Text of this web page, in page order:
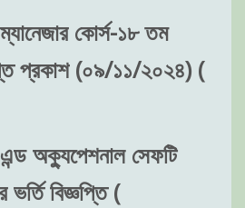
কোর্স-১৮ তম
প্রকাশ (০৯/১১/২০২৪) (
অক্যুপেশনাল সেফটি
বিজ্ঞপ্তি (